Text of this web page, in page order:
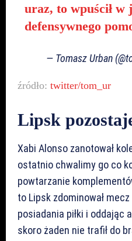
uraz, to wpuścił w
defensywnego
— Tomasz Urban
źródło: twitter/tom_ur
Lipsk
Xabi Alonso zanotował
ostatnio chwalimy go co
powtarzanie
to Lipsk zdominował
posiadania piłki i oddając
skoro żaden nie trafił do